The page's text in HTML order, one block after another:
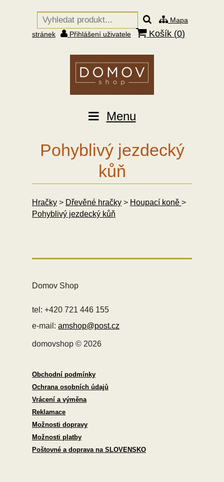
Mapa
stránek
Přihlášení uživatele Košík (0)
Menu
Pohyblivý jezdecký
kůň
Hračky > Dřevěné hračky > Houpací koně >
Pohyblivý jezdecký kůň
Domov Shop
tel: +420 721 446 155
e-mail: amshop@post.cz
domovshop © 2026
Obchodní podmínky
Ochrana osobních údajů
Vrácení a výměna
Reklamace
Možnosti dopravy
Možnosti platby
Poštovné a doprava na SLOVENSKO